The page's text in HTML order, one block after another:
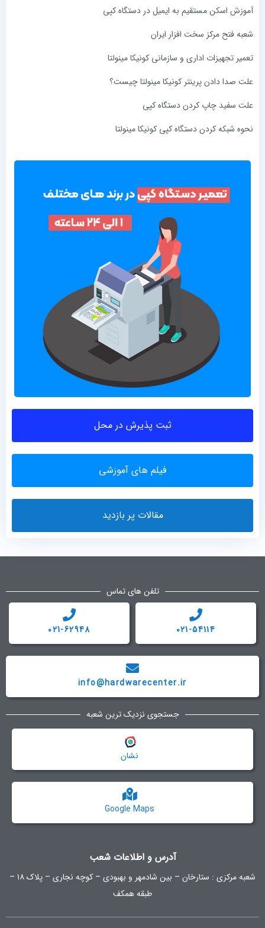
آموزش اسکن مستقیم به ایمیل در دستگاه کپی
شعبه فتح مرکز سخت ‌افزار ایران
تعمیر تجهیزات اداری و سازمانی کونیکا مینولتا
علت صدا دادن پرینتر کونیکا مینولتا چیست؟
علت سفید چاپ کردن دستگاه کپی
نحوه شبکه کردن دستگاه کپی کونیکا مینولتا
ثبت پذیرش در محل
فیلم های آموزشی
مقالات پر بازدید
آدرس و اطلاعات شعب
شعبه مرکزی :
ستارخان – بین شادمهر و بهبودی – کوچه نجاری – پلاک ۱۸ –
طبقه همکف
تلفن های تماس
021-54114
021-62948
info@hardwarecenter.ir
جستجوی نزدیک ترین شعبه
Google Maps
نشان